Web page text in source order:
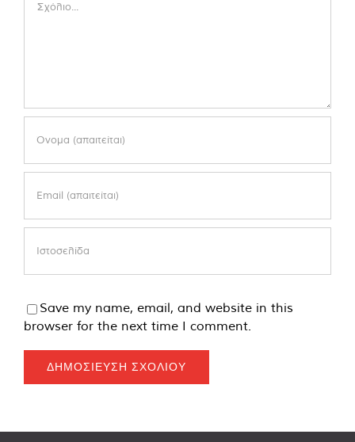
Save my name, email, and website in this
browser for the next time I comment.